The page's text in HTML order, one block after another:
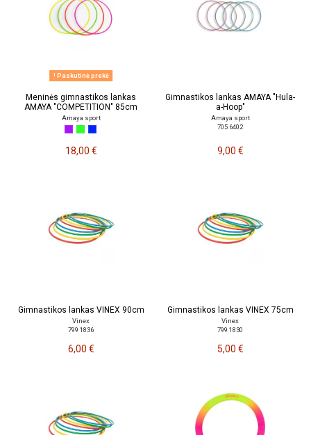
Paskutinė prekė
Meninės gimnastikos lankas
AMAYA "COMPETITION" 85cm
Amaya sport
18,00 €
Gimnastikos lankas AMAYA "Hula-
a-Hoop"
Amaya sport
705 6402
9,00 €
Gimnastikos lankas VINEX 90cm
Vinex
799 1836
6,00 €
Gimnastikos lankas VINEX 75cm
Vinex
799 1830
5,00 €